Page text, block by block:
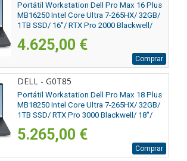
Portátil Workstation Dell Pro Max 16 Plus
MB16250 Intel Core Ultra 7-265HX/ 32GB/
1TB SSD/ 16"/ RTX Pro 2000 Blackwell/
4.625,00 €
Comprar
DELL - G0T85
Portátil Workstation Dell Pro Max 18 Plus
MB18250 Intel Core Ultra 7-265HX/ 32GB/
1TB SSD/ RTX Pro 3000 Blackwell/ 18"/
5.265,00 €
Comprar